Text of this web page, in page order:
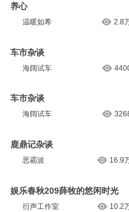
养心
温暖如希 2.8
车市杂谈
海阔试车
车市杂谈
海阔试车
鹿鼎记杂谈
恶霸波 16.9
娱乐春秋209薛牧的悠闲时光
衍声工作室 10.2